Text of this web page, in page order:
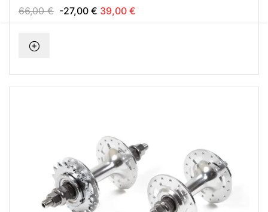
66,00 € -27,00 € 39,00 €